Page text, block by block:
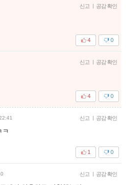
신고 | 공감 확인
0
4
신고 | 공감 확인
0
4
신고 | 공감 확인
ㅋ
0
1
신고 | 공감 확인